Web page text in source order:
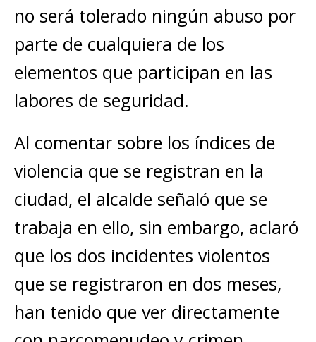
no será tolerado ningún abuso por
parte de cualquiera de los
elementos que participan en las
labores de seguridad.
Al comentar sobre los índices de
violencia que se registran en la
ciudad, el alcalde señaló que se
trabaja en ello, sin embargo, aclaró
que los dos incidentes violentos
que se registraron en dos meses,
han tenido que ver directamente